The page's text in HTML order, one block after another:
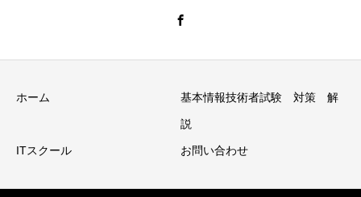
ホーム 基本情報技術者試験 対策 解
説
ITスクール お問い合わせ